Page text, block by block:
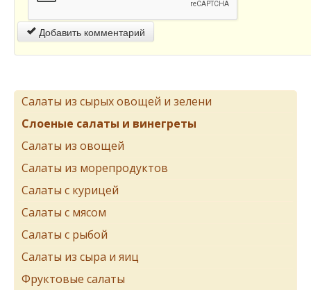
Добавить комментарий
Салаты из сырых овощей и зелени
Слоеные салаты и винегреты
Салаты из овощей
Салаты из морепродуктов
Салаты с курицей
Салаты с мясом
Салаты с рыбой
Салаты из сыра и яиц
Фруктовые салаты